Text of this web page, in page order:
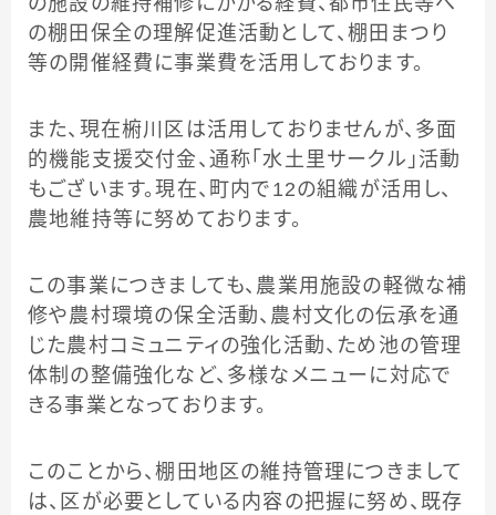
の棚田保全の理解促進活動として、棚田まつり
等の開催経費に事業費を活用しております。
また、現在椨川区は活用しておりませんが、多面
的機能支援交付金、通称「水土里サークル」活動
もございます。現在、町内で12の組織が活用し、
農地維持等に努めております。
この事業につきましても、農業用施設の軽微な補
修や農村環境の保全活動、農村文化の伝承を通
じた農村コミュニティの強化活動、ため池の管理
体制の整備強化など、多様なメニューに対応で
きる事業となっております。
このことから、棚田地区の維持管理につきまして
は、区が必要としている内容の把握に努め、既存